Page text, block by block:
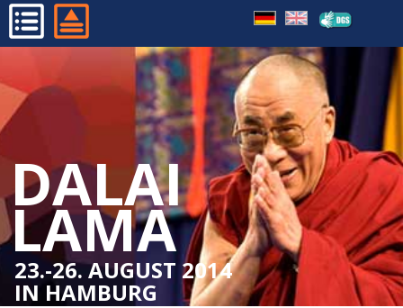
DALAI
LAMA
23.-26. AUGUST 2014
IN HAMBURG
PROGRAMM
ORGANISATORISCHES
VERANSTALTER
TIBETISCHES ZENTRUM
FRÜHERE BESUCHE
PRESSE
KONTAKT